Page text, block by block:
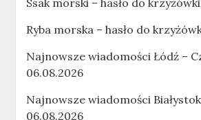
Ssak morski – hasło do krzyżówki
Ryba morska – hasło do
Najnowsze wiadomości Łódź –
06.08.2026
Najnowsze wiadomości
06.08.2026